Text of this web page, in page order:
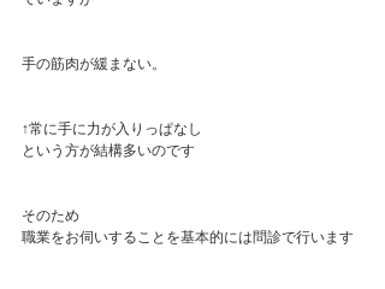
手の筋肉が緩まない。
↑常に手に力が入りっぱなし
という方が結構多いのです
そのため
職業をお伺いすることを基本的には問診で行います